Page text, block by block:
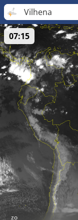
Vilhena
zo
07:15